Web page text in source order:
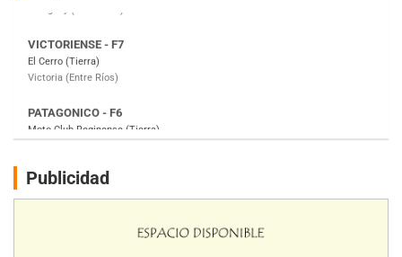
Moto Club Reginense (Tierra)
Gral. E. Godoy (Río Negro)
Juventud Unida (Tierra)
Humboldt (Santa Fe)
Ciudad de Avellaneda (Asfalto)
Avellaneda (Santa Fe)
SUR SANTAFESINO - F4
Publicidad